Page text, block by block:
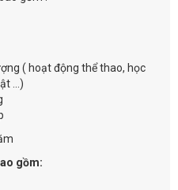
( hoạt động thể thao, học
...)
gồm: